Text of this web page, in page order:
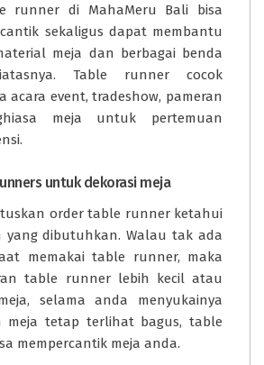
runner di MahaMeru Bali bisa
sekaligus dapat membantu
meja dan berbagai benda
Table runner cocok
acara event, tradeshow, pameran
meja untuk pertemuan
untuk dekorasi meja
order table runner ketahui
dibutuhkan. Walau tak ada
memakai table runner, maka
table runner lebih kecil atau
selama anda menyukainya
meja tetap terlihat bagus, table
mempercantik meja anda.